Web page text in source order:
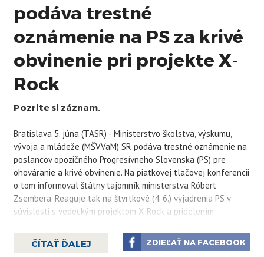
podáva trestné
oznámenie na PS za krivé
obvinenie pri projekte X-
Rock
Pozrite si záznam.
Bratislava 5. júna (TASR) - Ministerstvo školstva, výskumu,
vývoja a mládeže (MŠVVaM) SR podáva trestné oznámenie na
poslancov opozičného Progresívneho Slovenska (PS) pre
ohováranie a krivé obvinenie. Na piatkovej tlačovej konferencii
o tom informoval štátny tajomník ministerstva Róbert
Zsembera. Reaguje tak na štvrtkové (4. 6.) vyjadrenia PS v
súvislosti s vedeckým projektom X-Rock a pridelením
Rezort školstva hovorí o polopravdách, zavádzaní a
klamstvách.
ČÍTAŤ ĎALEJ ZDIEĽAŤ NA FACEBOOK